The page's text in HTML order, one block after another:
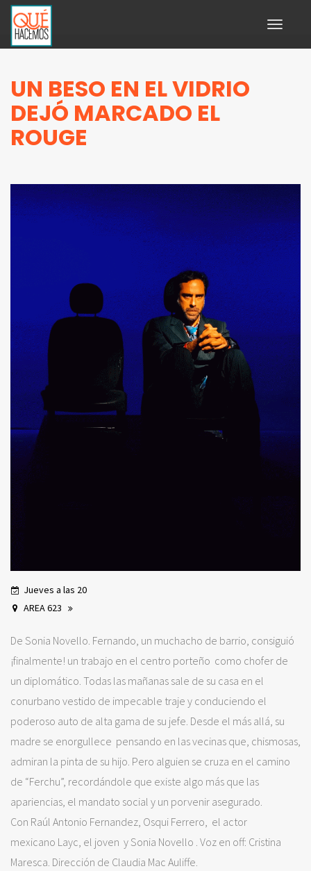
Toggle
UN BESO EN EL VIDRIO
DEJÓ MARCADO EL
ROUGE
Jueves a las 20
AREA 623
De Sonia Novello. Fernando, un muchacho de barrio, consiguió
¡finalmente! un trabajo en el centro porteño como chofer de
un diplomático. Todas las mañanas sale de su casa en el
conurbano vestido de impecable traje y conduciendo el
poderoso auto de alta gama de su jefe. Desde el más allá, su
madre se enorgullece pensando en las vecinas que, chismosas,
admiran la pinta de su hijo. Pero alguien se cruza en el camino
de “Ferchu”, recordándole que existe algo más que las
apariencias, el mandato social y un porvenir asegurado.
Con Raúl Antonio Fernandez, Osqui Ferrero, el actor
mexicano Layc, el joven y Sonia Novello . Voz en off: Cristina
Maresca. Dirección de Claudia Mac Auliffe.